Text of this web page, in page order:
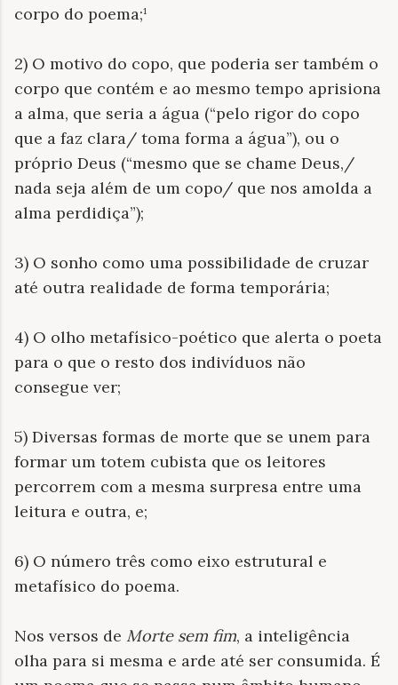
corpo do poema;¹
2) O motivo do copo, que poderia ser também o
corpo que contém e ao mesmo tempo aprisiona
a alma, que seria a água (“pelo rigor do copo
que a faz clara/ toma forma a água”), ou o
próprio Deus (“mesmo que se chame Deus,/
nada seja além de um copo/ que nos amolda a
alma perdidiça”);
3) O sonho como uma possibilidade de cruzar
até outra realidade de forma temporária;
4) O olho metafísico-poético que alerta o poeta
para o que o resto dos indivíduos não
consegue ver;
5) Diversas formas de morte que se unem para
formar um totem cubista que os leitores
percorrem com a mesma surpresa entre uma
leitura e outra, e;
6) O número três como eixo estrutural e
metafísico do poema.
Nos versos de Morte sem fim, a inteligência
olha para si mesma e arde até ser consumida. É